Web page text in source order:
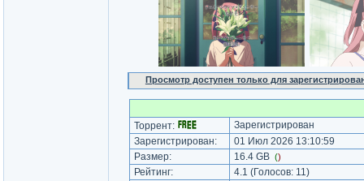
Просмотр доступен только для
Торрент:
Зарегистрирован
Зарегистрирован:
01 Июл 2026 13:10:59
Размер:
16.4 GB ()
Рейтинг: 4.1 (Голосов: 11)